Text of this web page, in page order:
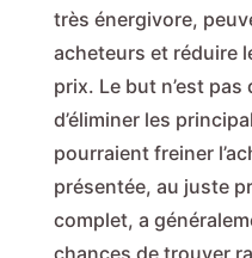
très énergivore,
acheteurs et réduire
prix. Le but n’est
d’éliminer les
pourraient freiner
présentée, au juste
complet, a